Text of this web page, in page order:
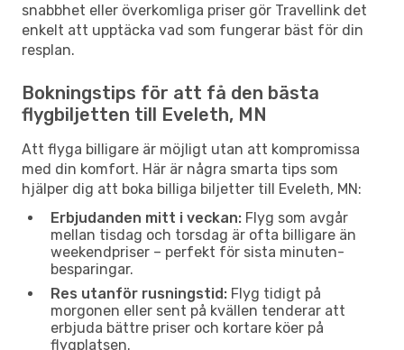
snabbhet eller överkomliga priser gör Travellink det
enkelt att upptäcka vad som fungerar bäst för din
resplan.
Bokningstips för att få den bästa
flygbiljetten till Eveleth, MN
Att flyga billigare är möjligt utan att kompromissa
med din komfort. Här är några smarta tips som
hjälper dig att boka billiga biljetter till Eveleth, MN:
Erbjudanden mitt i veckan: Flyg som avgår
mellan tisdag och torsdag är ofta billigare än
weekendpriser – perfekt för sista minuten-
besparingar.
Res utanför rusningstid: Flyg tidigt på
morgonen eller sent på kvällen tenderar att
erbjuda bättre priser och kortare köer på
flygplatsen.